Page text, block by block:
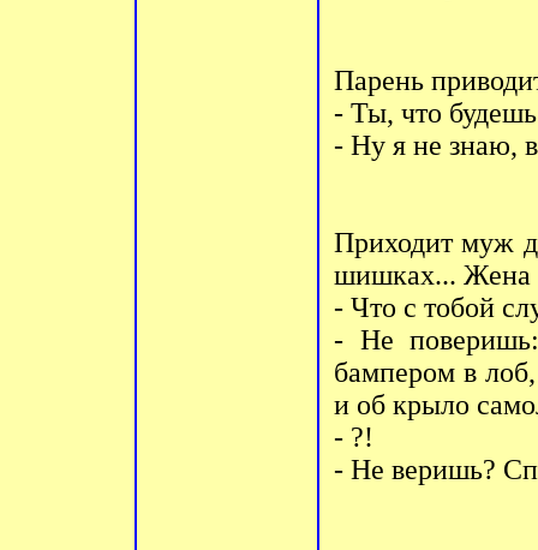
Парень
- Ты, что
- Ну я не знаю,
Приходит муж
шишках... Жена
- Что с тобой
- Не
бампером в
и об крыло
- ?!
- Не веришь?